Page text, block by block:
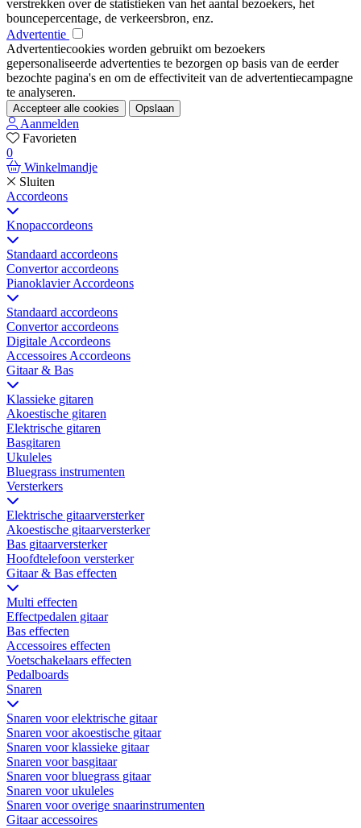
verstrekken over de statistieken van het aantal bezoekers, het
bouncepercentage, de verkeersbron, enz.
Advertentie
Advertentiecookies worden gebruikt om bezoekers
gepersonaliseerde advertenties te bezorgen op basis van de eerder
bezochte pagina's en om de effectiviteit van de advertentiecampagne
te analyseren.
Accepteer alle cookies Opslaan
Aanmelden
Favorieten
0
Winkelmandje
Sluiten
Accordeons
Knopaccordeons
Standaard accordeons
Convertor accordeons
Pianoklavier Accordeons
Standaard accordeons
Convertor accordeons
Digitale Accordeons
Accessoires Accordeons
Gitaar & Bas
Klassieke gitaren
Akoestische gitaren
Elektrische gitaren
Basgitaren
Ukuleles
Bluegrass instrumenten
Versterkers
Elektrische gitaarversterker
Akoestische gitaarversterker
Bas gitaarversterker
Hoofdtelefoon versterker
Gitaar & Bas effecten
Multi effecten
Effectpedalen gitaar
Bas effecten
Accessoires effecten
Voetschakelaars effecten
Pedalboards
Snaren
Snaren voor elektrische gitaar
Snaren voor akoestische gitaar
Snaren voor klassieke gitaar
Snaren voor basgitaar
Snaren voor bluegrass gitaar
Snaren voor ukuleles
Snaren voor overige snaarinstrumenten
Gitaar accessoires